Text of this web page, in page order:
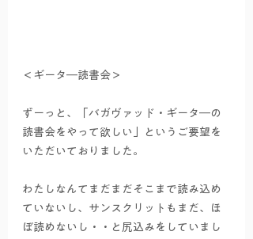
＜ギータ―読書会＞
ずーっと、「バガヴァッド・ギータ―の
読書会をやって欲しい」というご要望を
いただいておりました。
わたしなんてまだまだそこまで読み込め
ていないし、サンスクリットもまだ、ほ
ぼ読めないし・・と尻込みをしていまし